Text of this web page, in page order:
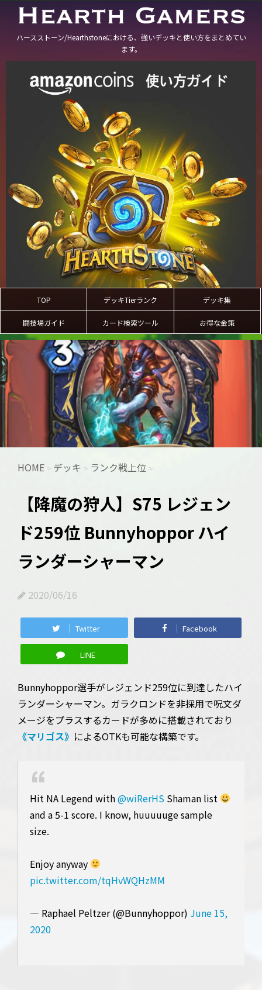
ハースストーン/Hearthstoneにおける、強いデッキと使い方をまとめてい
ます。
TOP デッキTierランク デッキ集
闘技場ガイド カード検索ツール お得な金策
HOME > デッキ > ランク戦上位 >
【降魔の狩人】S75 レジェン
ド259位 Bunnyhoppor ハイ
ランダーシャーマン
2020/06/16
Twitter Facebook
LINE
Bunnyhoppor選手がレジェンド259位に到達したハイ
ランダーシャーマン。ガラクロンドを非採用で呪文ダ
メージをプラスするカードが多めに搭載されており
《マリゴス》 によるOTKも可能な構築です。
Hit NA Legend with@wiRerHS Shaman list
and a 5-1 score. I know, huuuuuge sample
size.
Enjoy anyway
pic.twitter.com/tqHvWQHzMM
— Raphael Peltzer (@Bunnyhoppor) June 15,
2020